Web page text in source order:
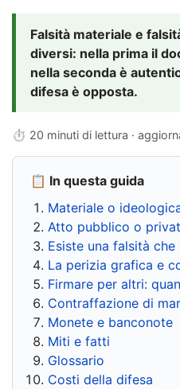
Falsità materiale e
diversi: nella prima il
nella seconda è
difesa è opposta.
⏱ 20 minuti di lettura ·
📋 In questa guida
Materiale o
Atto pubblico o
Esiste una falsità
La perizia grafica e
Firmare per altri:
Contraffazione di
Monete e banconote
Miti e fatti
Glossario
Costi della difesa